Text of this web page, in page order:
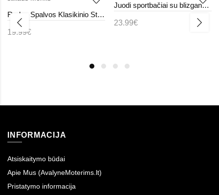
Rudos Spalvos Klasikinio Stiliaus Moteriški Sportinio stiliaus Menfis
19.99€
Juodi sportbačiai su blizgančiais intarpais Lang
23.99€
INFORMACIJA
Atsiskaitymo būdai
Apie Mus (AvalyneMoterims.lt)
Pristatymo informacija